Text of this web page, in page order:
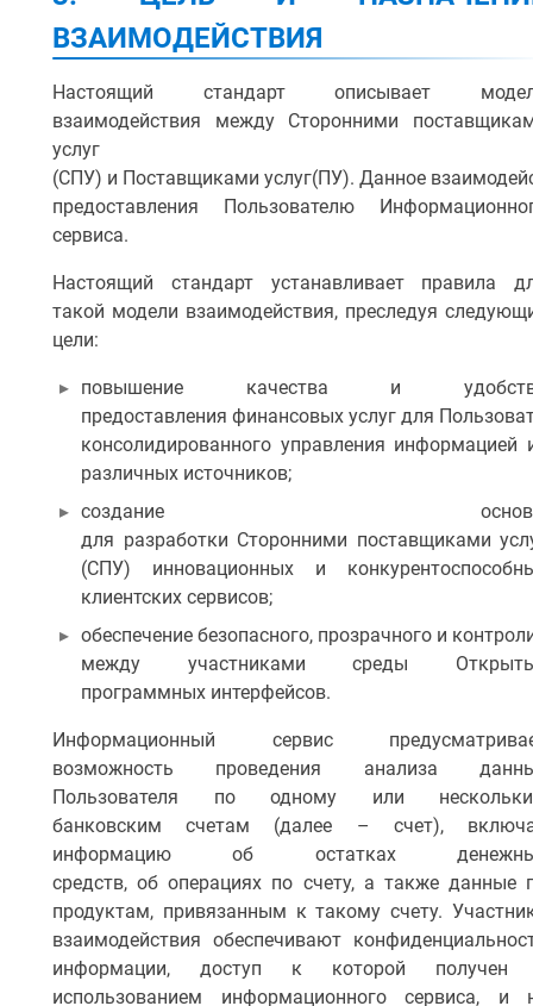
ВЗАИМОДЕЙСТВИЯ
Настоящий стандарт описывает
взаимодействия между Сторонними
услуг
(СПУ) и Поставщиками услуг(ПУ). Данное
предоставления Пользователю
сервиса.
Настоящий стандарт устанавливает правила
такой модели взаимодействия, преследуя
цели:
повышение качества и
предоставления финансовых услуг для
консолидированного управления информацией
различных источников;
создание
для разработки Сторонними поставщиками
(СПУ) инновационных и
клиентских сервисов;
обеспечение безопасного, прозрачного и
между участниками среды
программных интерфейсов.
Информационный сервис
возможность проведения анализа
Пользователя по одному или
банковским счетам (далее – счет),
информацию об остатках
средств, об операциях по счету, а также данные
продуктам, привязанным к такому счету.
взаимодействия обеспечивают
информации, доступ к которой получен
использованием информационного сервиса, и